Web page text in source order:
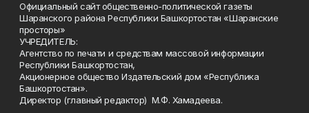
Официальный сайт общественно-политической газеты
Шаранского района Республики Башкортостан «Шаранские
просторы»
УЧРЕДИТЕЛЬ:
Агентство по печати и средствам массовой информации
Республики Башкортостан,
Акционерное общество Издательский дом «Республика
Башкортостан».
Директор (главный редактор) М.Ф. Хамадеева.